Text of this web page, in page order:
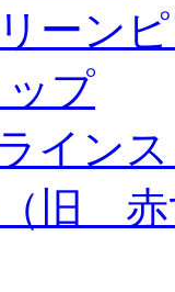
ーン
プ
イン
旧 赤